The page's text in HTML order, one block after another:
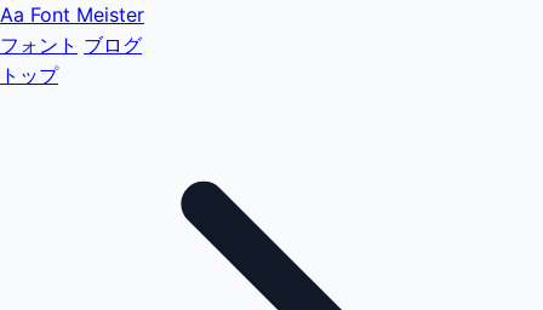
Aa Font Meister
フォント ブログ
トップ